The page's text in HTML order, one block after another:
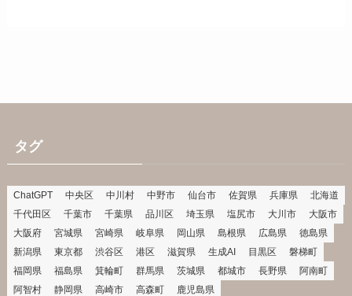
タグ
ChatGPT 中央区 中川村 中野市 仙台市 佐賀県 兵庫県
北海道
千代田区
千葉市 千葉県 品川区 埼玉県 塩尻市 大川市
大阪市
大阪府
宮城県 宮崎県 岐阜県 岡山県 島根県 広島県
徳島県
新潟県
東京都 渋谷区 港区 滋賀県 生成AI 目黒区
磐梯町
福岡県
福島県 箕輪町 群馬県 茨城県 都城市 長野県
阿南町
阿智村
静岡県 高崎市 高森町 鹿児島県